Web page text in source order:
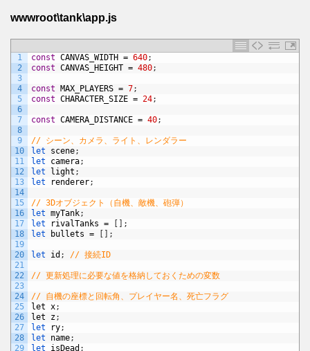
wwwroot\tank\app.js
1
2
3
4
5
6
7
8
9
10
11
12
13
14
15
16
17
18
19
20
21
22
23
24
25
26
27
28
29
const CANVAS_WIDTH = 640;
const CANVAS_HEIGHT = 480;
const MAX_PLAYERS = 7;
const CHARACTER_SIZE = 24;
const CAMERA_DISTANCE = 40;
// シーン、カメラ、ライト、レンダラー
let scene;
let camera;
let
light ;
let
renderer;
// 3Dオブジェクト（自機、敵機、砲弾）
let myTank;
let
rivalTanks =
;
let
bullets = ;
let id ; // 接続ID
// 更新処理に必要な値を格納しておくための変数
// 自機の座標と回転角、プレイヤー名、死亡フラグ
let x;
let
z;
let
ry;
let name;
let isDead ;